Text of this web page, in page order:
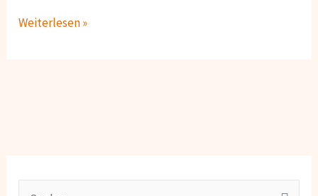
Weiterlesen »